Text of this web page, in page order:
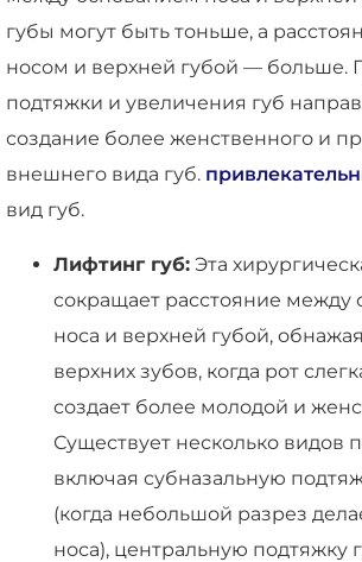
губы могут быть тоньше, а
носом и верхней губой — больше.
подтяжки и увеличения губ
создание более женственного и
внешнего вида губ.
вид губ.
Лифтинг губ: Эта
сокращает расстояние между
носа и верхней губой,
верхних зубов, когда рот
создает более молодой и
Существует несколько видов
включая субназальную
(когда небольшой разрез
носа), центральную подтяжку